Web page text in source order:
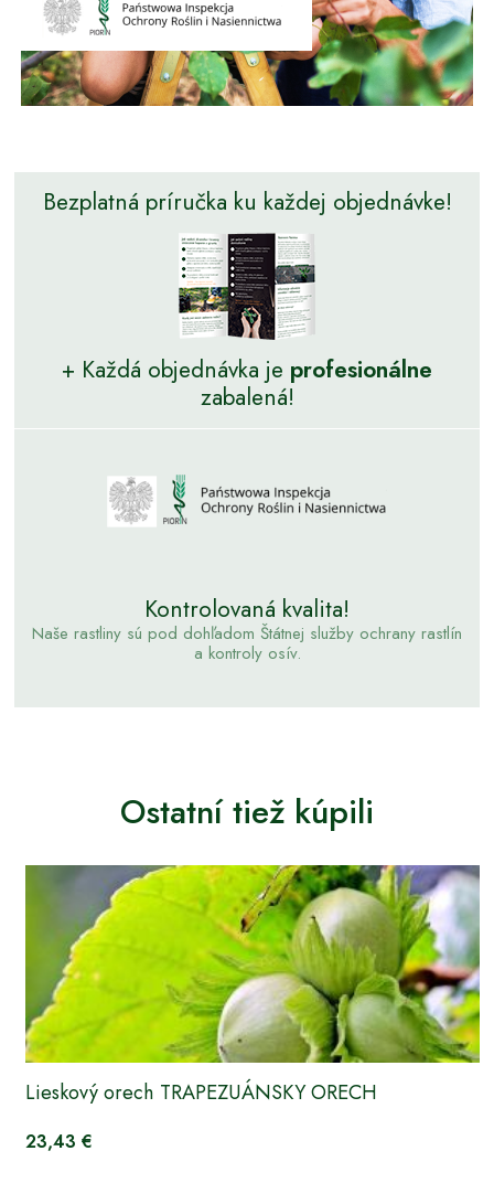
Bezplatná príručka ku každej objednávke!
+ Každá objednávka je profesionálne
zabalená!
Kontrolovaná kvalita!
Naše rastliny sú pod dohľadom Štátnej služby ochrany rastlín
a kontroly osív.
Ostatní tiež kúpili
Lieskový orech TRAPEZUÁNSKY ORECH
23,43 €